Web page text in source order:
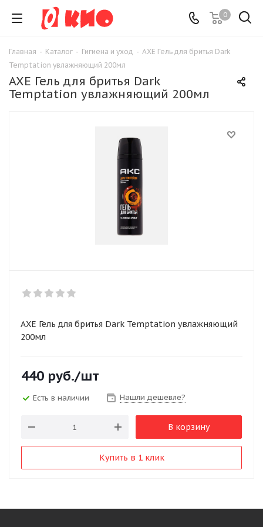
0
Главная - Каталог - Гигиена и уход - AXE Гель для бритья Dark
Temptation увлажняющий 200мл
AXE Гель для бритья Dark
Temptation увлажняющий 200мл
AXE Гель для бритья Dark Temptation увлажняющий
200мл
440 руб./шт
Есть в наличии Нашли дешевле?
В корзину
Купить в 1 клик